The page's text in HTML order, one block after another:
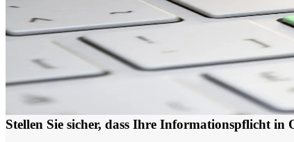
Stellen Sie sicher, dass Ihre Informationspflicht